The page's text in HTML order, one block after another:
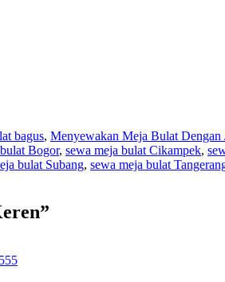
bagus, Menyewakan Meja Bulat Dengan
Bogor, sewa meja bulat Cikampek,
bulat Subang, sewa meja bulat